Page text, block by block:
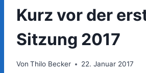
Kurz vor der
Sitzung 2017
Von Thilo Becker 22. Januar 2017